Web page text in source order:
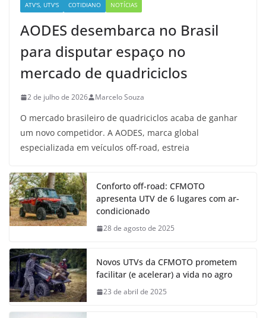
ATV'S, UTV'S COTIDIANO NOTÍCIAS
AODES desembarca no Brasil
para disputar espaço no
mercado de quadriciclos
2 de julho de 2026 Marcelo Souza
O mercado brasileiro de quadriciclos acaba de ganhar
um novo competidor. A AODES, marca global
especializada em veículos off-road, estreia
Conforto off-road: CFMOTO
apresenta UTV de 6 lugares com ar-
condicionado
28 de agosto de 2025
Novos UTVs da CFMOTO prometem
facilitar (e acelerar) a vida no agro
23 de abril de 2025